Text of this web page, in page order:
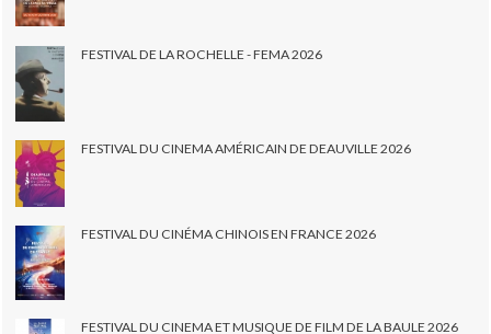
FESTIVAL DE LA ROCHELLE - FEMA 2026
FESTIVAL DU CINEMA AMÉRICAIN DE DEAUVILLE 2026
FESTIVAL DU CINÉMA CHINOIS EN FRANCE 2026
FESTIVAL DU CINEMA ET MUSIQUE DE FILM DE LA BAULE 2026